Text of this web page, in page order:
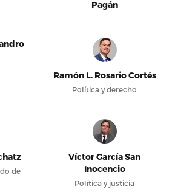
Pagán
Ramón L. Rosario Cortés
Política y derecho
de
Víctor García San
Inocencio
Política y justicia